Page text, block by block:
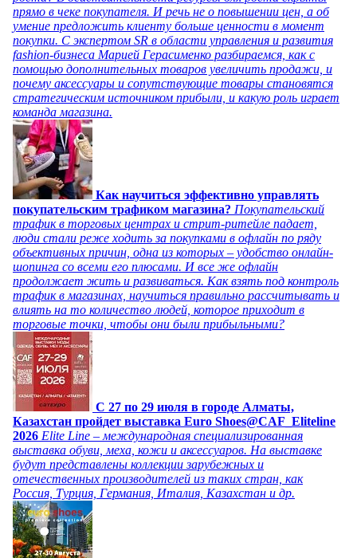
прямо в чеке покупателя. И речь не о повышении цен, а об
умение предложить клиенту больше ценности в момент
покупки. С экспертом SR в области управления и развития
fashion-бизнеса Марией Герасименко разбираемся, как с
помощью дополнительных товаров увеличить продажи, и
почему аксессуары и сопутствующие товары становятся
стратегическим источником прибыли, и какую роль играет
команда магазина.
Как научиться эффективно управлять
покупательским трафиком магазина? Покупательский
трафик в торговых центрах и стрит-ритейле падает,
люди стали реже ходить за покупками в офлайн по ряду
объективных причин, одна из которых – удобство онлайн-
шопинга со всеми его плюсами. И все же офлайн
продолжает жить и развиваться. Как взять под контроль
трафик в магазинах, научиться правильно рассчитывать и
влиять на то количество людей, которое приходит в
торговые точки, чтобы они были прибыльными?
C 27 по 29 июля в городе Алматы,
Казахстан пройдет выставка Euro Shoes@CAF_Eliteline
2026 Elite Line – международная специализированная
выставка обуви, меха, кожи и аксессуаров. На выставке
будут представлены коллекции зарубежных и
отечественных производителей из таких стран, как
Россия, Турция, Германия, Италия, Казахстан и др.